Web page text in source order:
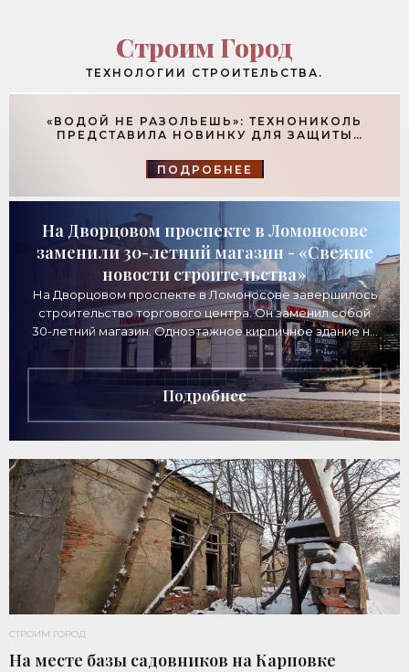
Строим Город
ТЕХНОЛОГИИ СТРОИТЕЛЬСТВА.
«ВОДОЙ НЕ РАЗОЛЬЕШЬ»: ТЕХНОНИКОЛЬ
ПРЕДСТАВИЛА НОВИНКУ ДЛЯ ЗАЩИТЫ
СТРОИТЕЛЬСТВА»
ПОДРОБНЕЕ
На Дворцовом проспекте в Ломоносове
заменили 30-летний магазин - «Свежие
новости строительства»
На Дворцовом проспекте в Ломоносове завершилось
строительство торгового центра. Он заменил собой
30-летний магазин. Одноэтажное кирпичное здание на
Дворцовом проспекте, 16а, было построено
Подробнее
СТРОИМ ГОРОД
На месте базы садовников на Карповке